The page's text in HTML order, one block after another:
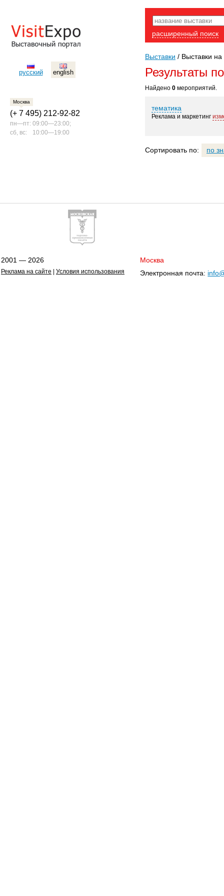
русский english
Москва
(+ 7 495) 212-92-82
пн—пт: 09:00—23:00;
сб, вс:
10:00—19:00
расширенный поиск
Выставки / Выставки на
Результаты
Найдено 0 мероприятий.
тематика
Реклама и маркетинг
Сортировать по: по
2001 — 2026
Реклама на сайте Условия использования
Москва
Электронная почта: